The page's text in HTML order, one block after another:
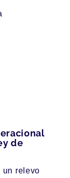
de
un relevo